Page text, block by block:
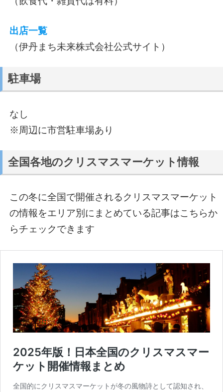
出店一覧
（伊丹まち未来株式会社公式サイト）
駐車場
なし
※周辺に市営駐車場あり
全国各地のクリスマスマーケット情報
この冬に全国で開催されるクリスマスマーケット
の情報をエリア別にまとめている記事はこちらか
らチェックできます